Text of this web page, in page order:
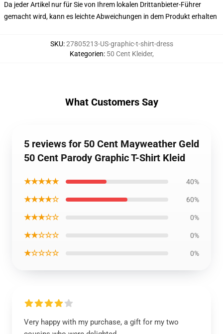
Da jeder Artikel nur für Sie von Ihrem lokalen Drittanbieter-Führer
gemacht wird, kann es leichte Abweichungen in dem Produkt erhalten
SKU:27805213-US-graphic-t-shirt-dress
Kategorien: 50 Cent Kleider,
What Customers Say
5 reviews for 50 Cent Mayweather Geld
50 Cent Parody Graphic T-Shirt Kleid
★★★★★ 40%
★★★★☆ 60%
★★★☆☆ 0%
★★☆☆☆ 0%
★☆☆☆☆ 0%
Very happy with my purchase, a gift for my two